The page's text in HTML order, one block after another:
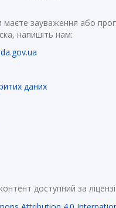
зауваження або
напишіть нам:
даних
доступний за